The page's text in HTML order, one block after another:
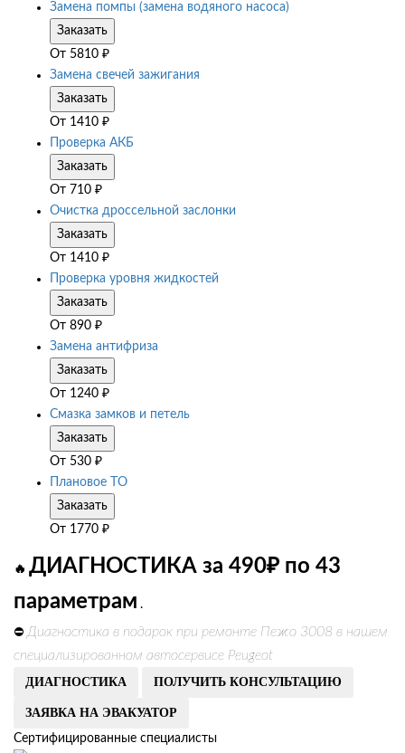
Замена помпы (замена водяного насоса)
Заказать
От 5810 ₽
Замена свечей зажигания
Заказать
От 1410 ₽
Проверка АКБ
Заказать
От 710 ₽
Очистка дроссельной заслонки
Заказать
От 1410 ₽
Проверка уровня жидкостей
Заказать
От 890 ₽
Замена антифриза
Заказать
От 1240 ₽
Смазка замков и петель
Заказать
От 530 ₽
Плановое ТО
Заказать
От 1770 ₽
🔥 ДИАГНОСТИКА за 490₽ по 43
параметрам .
⛔ Диагностика в подарок при ремонте Пежо 3008 в нашем
специализированном автосервисе Peugeot
ДИАГНОСТИКА ПОЛУЧИТЬ КОНСУЛЬТАЦИЮ
ЗАЯВКА НА ЭВАКУАТОР
Сертифицированные специалисты